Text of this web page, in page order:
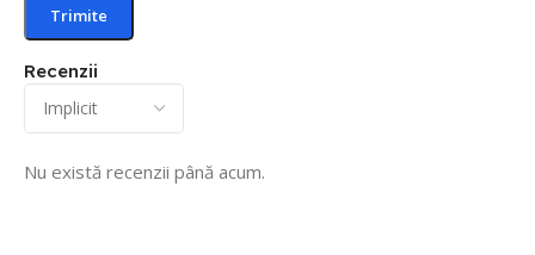
Recenzii
Nu există recenzii până acum.